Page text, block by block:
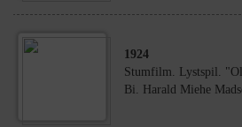
1924
Stumfilm. Lystspil.
Bi. Harald Miehe